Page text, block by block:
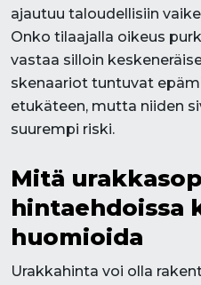
ajautuu taloudellisiin
Onko tilaajalla oikeus
vastaa silloin
skenaariot tuntuvat
etukäteen, mutta niiden
suurempi riski.
Mitä
hintaehdoissa
huomioida
Urakkahinta voi olla